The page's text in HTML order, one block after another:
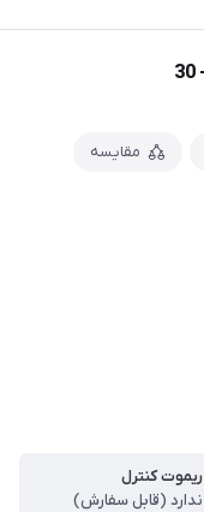
مقایسه
ریموت کنترل
ندارد (قابل سفارش)